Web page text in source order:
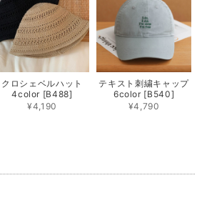
クロシェベルハット
4color [B488]
¥4,190
テキスト刺繍キャップ
6color [B540]
¥4,790